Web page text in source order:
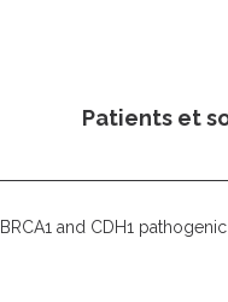
Patients et
and CDH1 pathogenic